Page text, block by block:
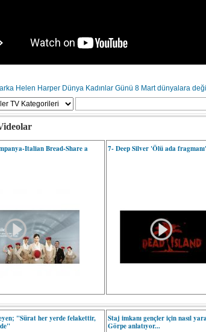
Helen Harper Dünya Kadınlar Günü 8 Mart dünyalara
Italian Bread-Share a
7- Deep Silver 'Ölü ada fragmanı'
"Sürat her yerde felakettir,
Staj imkanı gençler için nasıl
Görpe anlatıyor...